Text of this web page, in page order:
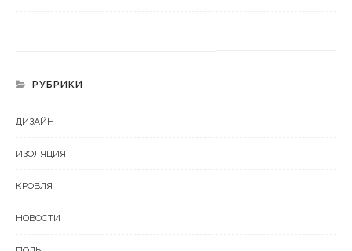
РУБРИКИ
ДИЗАЙН
ИЗОЛЯЦИЯ
КРОВЛЯ
НОВОСТИ